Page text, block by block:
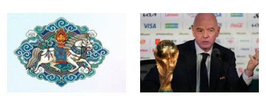
уулархаг нутгаар бороо, дуу
цахилгаантай аадар бороо
орох тул голуудын усны
түвшин нэмэгдэх, нөөлөг
Дарьгангын Ганга нуурыг
сэргээн, хамгаалах төслийг
улсын төсвийн хөрөнгө
оруулалтаар хийж буй.
Төслийн